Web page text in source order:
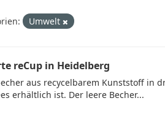
Umwelt
reCup in Heidelberg
aus recycelbarem Kunststoff in
erhältlich ist. Der leere Becher...